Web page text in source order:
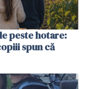
peste hotare:
spun că